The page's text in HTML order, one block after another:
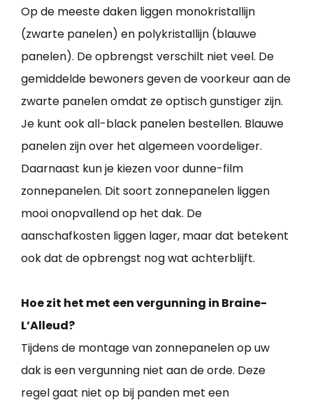
Op de meeste daken liggen monokristallijn
(zwarte panelen) en polykristallijn (blauwe
panelen). De opbrengst verschilt niet veel. De
gemiddelde bewoners geven de voorkeur aan de
zwarte panelen omdat ze optisch gunstiger zijn.
Je kunt ook all-black panelen bestellen. Blauwe
panelen zijn over het algemeen voordeliger.
Daarnaast kun je kiezen voor dunne-film
zonnepanelen. Dit soort zonnepanelen liggen
mooi onopvallend op het dak. De
aanschafkosten liggen lager, maar dat betekent
ook dat de opbrengst nog wat achterblijft.
Hoe zit het met een vergunning in Braine-
L’Alleud?
Tijdens de montage van zonnepanelen op uw
dak is een vergunning niet aan de orde. Deze
regel gaat niet op bij panden met een